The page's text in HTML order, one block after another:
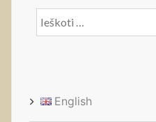
Ieškoti:
English